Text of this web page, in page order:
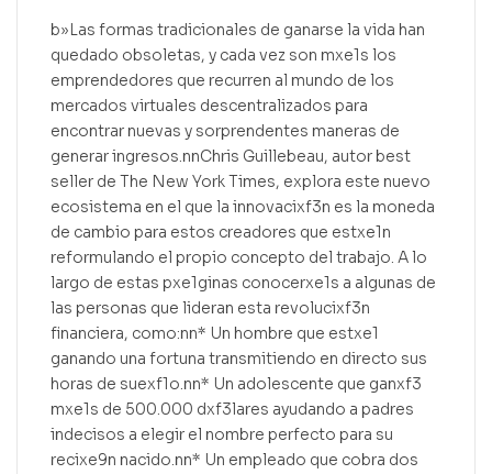
b»Las formas tradicionales de ganarse la vida han
quedado obsoletas, y cada vez son mxe1s los
emprendedores que recurren al mundo de los
mercados virtuales descentralizados para
encontrar nuevas y sorprendentes maneras de
generar ingresos.nnChris Guillebeau, autor best
seller de The New York Times, explora este nuevo
ecosistema en el que la innovacixf3n es la moneda
de cambio para estos creadores que estxe1n
reformulando el propio concepto del trabajo. A lo
largo de estas pxe1ginas conocerxe1s a algunas de
las personas que lideran esta revolucixf3n
financiera, como:nn* Un hombre que estxe1
ganando una fortuna transmitiendo en directo sus
horas de suexf1o.nn* Un adolescente que ganxf3
mxe1s de 500.000 dxf3lares ayudando a padres
indecisos a elegir el nombre perfecto para su
recixe9n nacido.nn* Un empleado que cobra dos